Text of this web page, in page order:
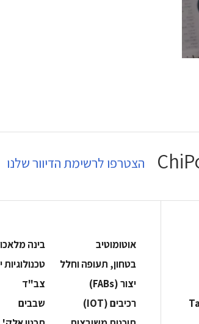
הצטרפו לרשימת הדיוור שלנו
אוטומוטיב
בינה
בטחון, תעופה וחלל
‫טכנולוגיות
‫יצור (‪(FABs‬‬
‫צב"ד‬
‫רכיבים‬ (IOT)
‫שבבים‬